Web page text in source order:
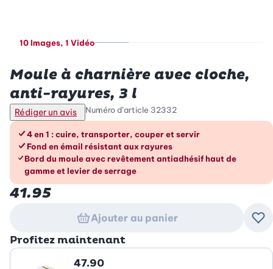
10 Images, 1 Vidéo
Moule à charnière avec cloche,
anti-rayures, 3 l
Rédiger un avis Numéro d’article 32332
Les avantages en un coup d’œil
4 en 1 : cuire, transporter, couper et servir
Fond en émail résistant aux rayures
Bord du moule avec revêtement antiadhésif haut de
gamme et levier de serrage
41.95
Ajouter au panier
Profitez maintenant
47.90